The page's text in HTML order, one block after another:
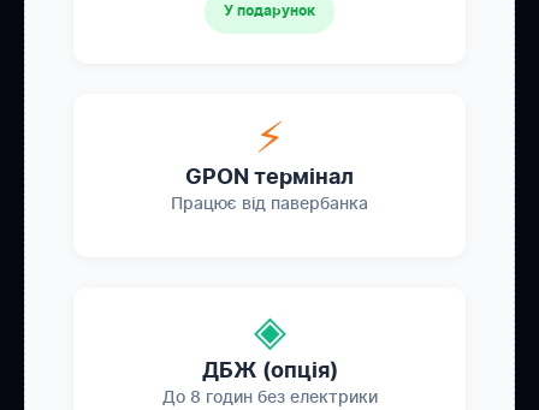
У подарунок
⚡
GPON термінал
Працює від павербанка
◈
ДБЖ (опція)
До 8 годин без електрики